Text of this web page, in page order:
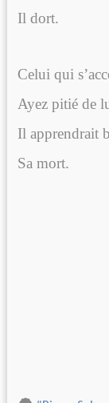
Il dort.
Celui qui
Ayez pitié de
Il apprendrait
Sa mort.